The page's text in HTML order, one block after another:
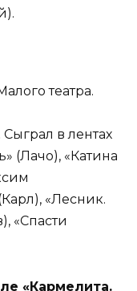
театра.
в лентах
(Лачо), «Катина
«Лесник.
«Спасти
«Кармелита.